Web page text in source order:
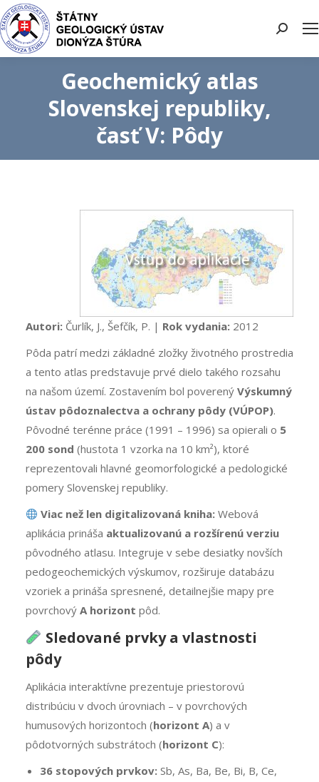
Search:
Geochemický atlas
Slovenskej republiky,
časť V: Pôdy
Autori:Čurlík, J., Šefčík, P. | Rok vydania:2012
Pôda patrí medzi základné zložky životného prostredia
a tento atlas predstavuje prvé dielo takého rozsahu
na našom území. Zostavením bol poverený Výskumný
ústav pôdoznalectva a ochrany pôdy (VÚPOP).
Pôvodné terénne práce (1991 – 1996) sa opierali o 5
200 sond (hustota 1 vzorka na 10 km²), ktoré
reprezentovali hlavné geomorfologické a pedologické
pomery Slovenskej republiky.
Viac než len digitalizovaná kniha:Webová
aplikácia prináša aktualizovanú a rozšírenú verziu
pôvodného atlasu. Integruje v sebe desiatky novších
pedogeochemických výskumov, rozširuje databázu
vzoriek a prináša spresnené, detailnejšie mapy pre
povrchový A horizont pôd.
Sledované prvky a vlastnosti
pôdy
Aplikácia interaktívne prezentuje priestorovú
distribúciu v dvoch úrovniach – v povrchových
humusových horizontoch (horizont A) a v
pôdotvorných substrátoch (horizont C):
36 stopových prvkov:Sb, As, Ba, Be, Bi, B, Ce,